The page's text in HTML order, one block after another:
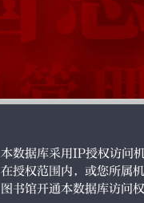
本数据库采用IP授权访问
在授权范围内，或您所属
图书馆开通本数据库访问权